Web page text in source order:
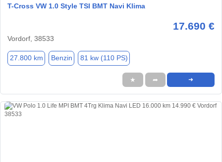
T-Cross VW 1.0 Style TSI BMT Navi Klima
17.690 €
Vordorf, 38533
27.800 km Benzin 81 kw (110 PS)
★ ➦ ➜